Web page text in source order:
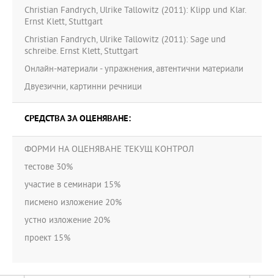
Christian Fandrych, Ulrike Tallowitz (2011): Klipp und Klar.
Ernst Klett, Stuttgart
Christian Fandrych, Ulrike Tallowitz (2011): Sage und
schreibe. Ernst Klett, Stuttgart
Онлайн-материали - упражнения, автентични материали
Двуезични, картинни речници
СРЕДСТВА ЗА ОЦЕНЯВАНЕ:
ФОРМИ НА ОЦЕНЯВАНЕ ТЕКУЩ КОНТРОЛ
тестове 30%
участие в семинари 15%
писмено изложение 20%
устно изложение 20%
проект 15%